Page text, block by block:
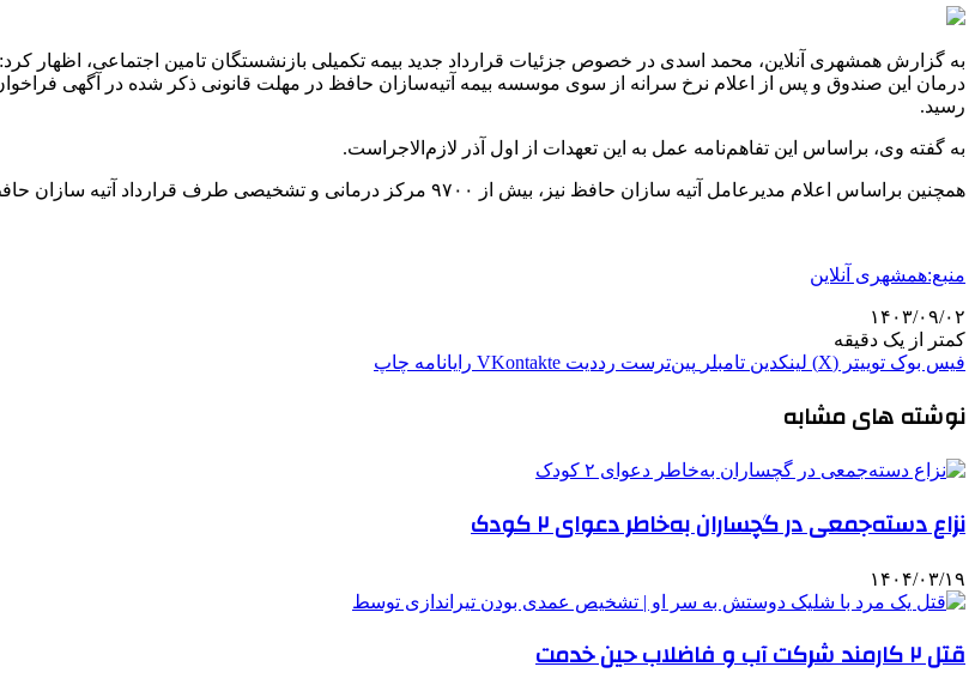
به گزارش همشهری آنلاین،‌ محمد اسدی در خصوص جزئیات قرارداد جدید بیمه تکمیلی بازنشستگان تامین اجتماعی، اظهار
درمان این صندوق و پس از اعلام نرخ سرانه از سوی موسسه بیمه آتیه‌سازان حافظ در مهلت قانونی ذکر شده در آگهی
رسید.
به گفته وی،‌ براساس این تفاهم‌نامه عمل به این تعهدات از اول آذر لازم‌الاجراست.
همچنین براساس اعلام مدیرعامل آتیه سازان حافظ نیز،‌ بیش از ۹۷۰۰ مرکز درمانی و تشخیصی طرف قرارداد آتیه سازان حافظ در سراسر کشور آماده ارائه خدمات به بازنشستگان و خانواده‌های آنها هستند.
منبع:همشهری آنلاین
۱۴۰۳/۰۹/۰۲
کمتر از یک دقیقه
فیس بوک توییتر (X) لینکدین ‫تامبلر ‫پین‌ترست ‫رددیت ‫VKontakte رایانامه چاپ
نوشته های مشابه
نزاع دسته‌جمعی در گچساران به‌خاطر دعوای ۲ کودک
۱۴۰۴/۰۳/۱۹
قتل ۲ کارمند شرکت ‌آب و فاضلاب حین خدمت